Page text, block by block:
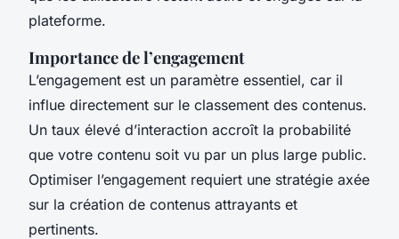
plateforme.
Importance de l’engagement
L’engagement est un paramètre essentiel, car il
influe directement sur le classement des contenus.
Un taux élevé d’interaction accroît la probabilité
que votre contenu soit vu par un plus large public.
Optimiser l’engagement requiert une stratégie axée
sur la création de contenus attrayants et
pertinents.